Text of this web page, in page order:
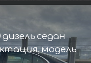
седан
модель